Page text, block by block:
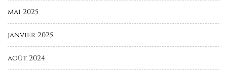
mai 2025
janvier 2025
août 2024